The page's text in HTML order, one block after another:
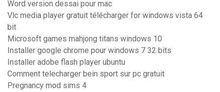
Word version dessai pour mac
Vlc media player gratuit télécharger for windows vista 64
bit
Microsoft games mahjong titans windows 10
Installer google chrome pour windows 7 32 bits
Installer adobe flash player ubuntu
Comment telecharger bein sport sur pc gratuit
Pregnancy mod sims 4